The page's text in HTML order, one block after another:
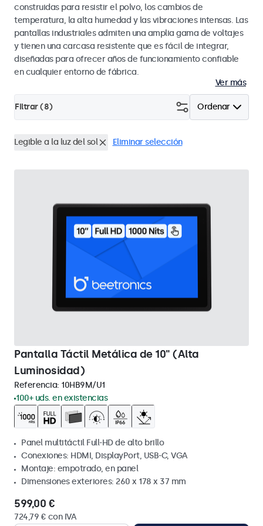
construidas para resistir el polvo, los cambios de
temperatura, la alta humedad y las vibraciones intensas. Las
pantallas industriales admiten una amplia gama de voltajes
y tienen una carcasa resistente que es fácil de integrar,
diseñadas para ofrecer años de funcionamiento confiable
en cualquier entorno de fábrica.
Ver más
Ordenar
Filtrar (8)
Legible a la luz del sol Eliminar selección
Pantalla Táctil Metálica de 10" (Alta
Luminosidad)
Referencia: 10HB9M/U1
100+ uds. en existencias
Panel multitáctil Full-HD de alto brillo
Conexiones: HDMI, DisplayPort, USB-C, VGA
Montaje: empotrado, en panel
Dimensiones exteriores: 260 x 178 x 37 mm
599,00 €
724,79 € con IVA